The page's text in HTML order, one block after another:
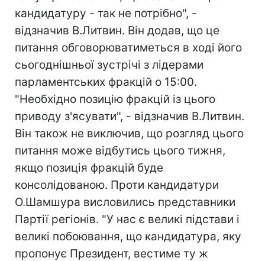
кандидатуру - так не потрібно", -
відзначив В.Литвин. Він додав, що це
питання обговорюватиметься в ході його
сьогоднішньої зустрічі з лідерами
парламентських фракцій о 15:00.
"Необхідно позицію фракцій із цього
приводу з'ясувати", - відзначив В.Литвин.
Він також не виключив, що розгляд цього
питання може відбутись цього тижня,
якщо позиція фракцій буде
консолідованою. Проти кандидатури
О.Шамшура висловились представники
Партії регіонів. "У нас є великі підстави і
великі побоювання, що кандидатура, яку
пропонує Президент, вестиме ту ж